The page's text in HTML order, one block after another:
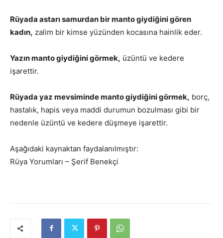
Rüyada astarı samurdan bir manto giydiğini gören
kadın, zalim bir kimse yüzünden kocasına hainlik eder.
Yazın manto giydiğini görmek, üzüntü ve kedere
işarettir.
Rüyada yaz mevsiminde manto giydiğini görmek, borç,
hastalık, hapis veya maddi durumun bozulması gibi bir
nedenle üzüntü ve kedere düşmeye işarettir.
Aşağıdaki kaynaktan faydalanılmıştır:
Rüya Yorumları – Şerif Benekçi